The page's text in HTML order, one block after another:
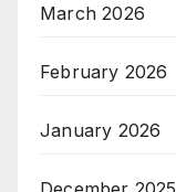
March 2026
February 2026
January 2026